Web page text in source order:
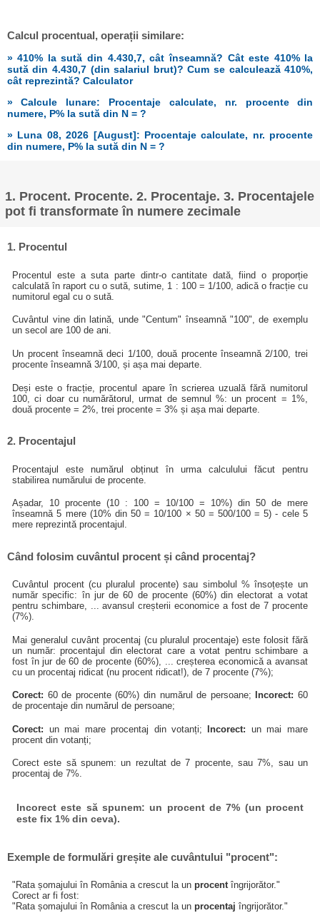
Calcul procentual, operații similare:
» 410% la sută din 4.430,7, cât înseamnă? Cât este 410% la
sută din 4.430,7 (din salariul brut)? Cum se calculează 410%,
cât reprezintă? Calculator
» Calcule lunare: Procentaje calculate, nr. procente din
numere, P% la sută din N = ?
» Luna 08, 2026 [August]: Procentaje calculate, nr. procente
din numere, P% la sută din N = ?
1. Procent. Procente. 2. Procentaje. 3. Procentajele
pot fi transformate în numere zecimale
1. Procentul
Procentul este a suta parte dintr-o cantitate dată, fiind o proporție
calculată în raport cu o sută, sutime, 1 : 100 = 1/100, adică o fracție cu
numitorul egal cu o sută.
Cuvântul vine din latină, unde "Centum" înseamnă "100", de exemplu
un secol are 100 de ani.
Un procent înseamnă deci 1/100, două procente înseamnă 2/100, trei
procente înseamnă 3/100, și așa mai departe.
Deși este o fracție, procentul apare în scrierea uzuală fără numitorul
100, ci doar cu numărătorul, urmat de semnul %: un procent = 1%,
două procente = 2%, trei procente = 3% și așa mai departe.
2. Procentajul
Procentajul este numărul obținut în urma calculului făcut pentru
stabilirea numărului de procente.
Așadar, 10 procente (10 : 100 = 10/100 = 10%) din 50 de mere
înseamnă 5 mere (10% din 50 = 10/100 × 50 = 500/100 = 5) - cele 5
mere reprezintă procentajul.
Când folosim cuvântul procent și când procentaj?
Cuvântul procent (cu pluralul procente) sau simbolul % însoțește un
număr specific: în jur de 60 de procente (60%) din electorat a votat
pentru schimbare, ... avansul creșterii economice a fost de 7 procente
(7%).
Mai generalul cuvânt procentaj (cu pluralul procentaje) este folosit fără
un număr: procentajul din electorat care a votat pentru schimbare a
fost în jur de 60 de procente (60%), ... creșterea economică a avansat
cu un procentaj ridicat (nu procent ridicat!), de 7 procente (7%);
Corect: 60 de procente (60%) din numărul de persoane; Incorect: 60
de procentaje din numărul de persoane;
Corect: un mai mare procentaj din votanți; Incorect: un mai mare
procent din votanți;
Corect este să spunem: un rezultat de 7 procente, sau 7%, sau un
procentaj de 7%.
Incorect este să spunem: un procent de 7% (un procent
este fix 1% din ceva).
Exemple de formulări greșite ale cuvântului "procent":
"Rata șomajului în România a crescut la unprocentîngrijorător."
Corect ar fi fost:
"Rata șomajului în România a crescut la unprocentaj îngrijorător."